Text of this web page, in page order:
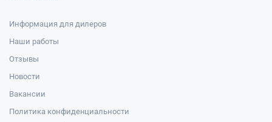
Информация для дилеров
Наши работы
Отзывы
Новости
Вакансии
Политика конфиденциальности